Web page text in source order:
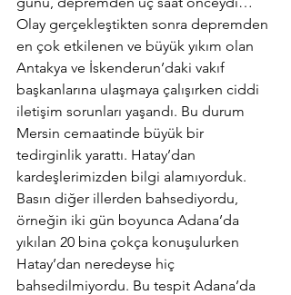
Olay gerçekleştikten sonra depremden
en çok etkilenen ve büyük yıkım olan
Antakya ve İskenderun’daki vakıf
başkanlarına ulaşmaya çalışırken ciddi
iletişim sorunları yaşandı. Bu durum
Mersin cemaatinde büyük bir
tedirginlik yarattı. Hatay’dan
kardeşlerimizden bilgi alamıyorduk.
Basın diğer illerden bahsediyordu,
örneğin iki gün boyunca Adana’da
yıkılan 20 bina çokça konuşulurken
Hatay’dan neredeyse hiç
bahsedilmiyordu. Bu tespit Adana’da